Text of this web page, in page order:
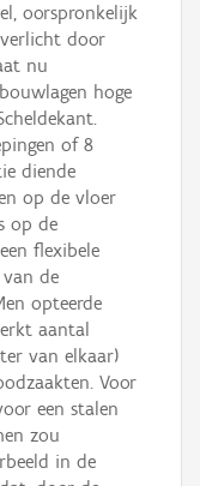
oorspronkelijk
door
nu
hoge
of 8
diende
op de vloer
op de
flexibele
de
opteerde
aantal
van elkaar)
Voor
een stalen
zou
in de